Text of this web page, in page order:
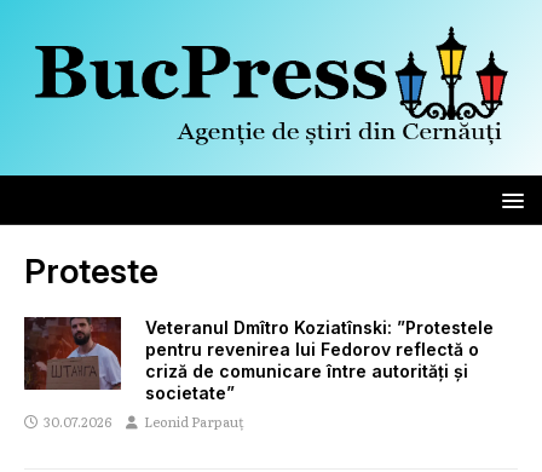
Proteste
Veteranul Dmîtro Koziatînski: ”Protestele
pentru revenirea lui Fedorov reflectă o
criză de comunicare între autorități și
societate”
30.07.2026 Leonid Parpauț